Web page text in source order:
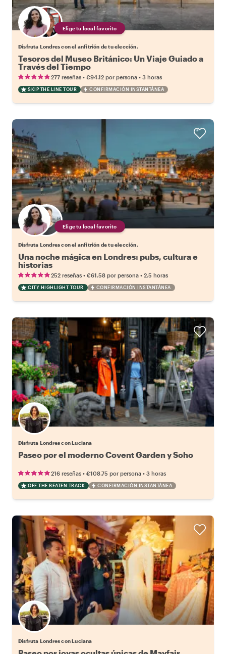
Elige tu local favorito
Disfruta Londres con el anfitrión de tu elección.
Tesoros del Museo Británico: Un Viaje Guiado a
Través del Tiempo
277 reseñas • €94.12 por persona • 3 horas
SKIP THE LINE TOUR CONFIRMACIÓN INSTANTÁNEA
Elige tu local favorito
Disfruta Londres con el anfitrión de tu elección.
Una noche mágica en Londres: pubs, cultura e
historias
252 reseñas • €61.58 por persona • 2.5 horas
CITY HIGHLIGHT TOUR CONFIRMACIÓN INSTANTÁNEA
Disfruta Londres con Luciana
Paseo por el moderno Covent Garden y Soho
216 reseñas • €108.75 por persona • 3 horas
OFF THE BEATEN TRACK CONFIRMACIÓN INSTANTÁNEA
Disfruta Londres con Luciana